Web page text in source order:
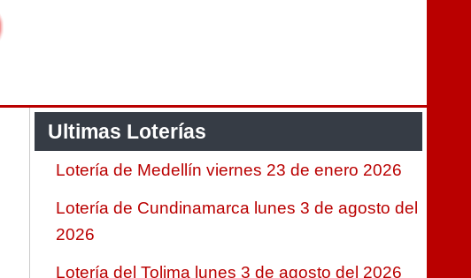
Ultimas Loterías
Lotería de Medellín viernes 23 de enero 2026
Lotería de Cundinamarca lunes 3 de agosto del
2026
Lotería del Tolima lunes 3 de agosto del 2026